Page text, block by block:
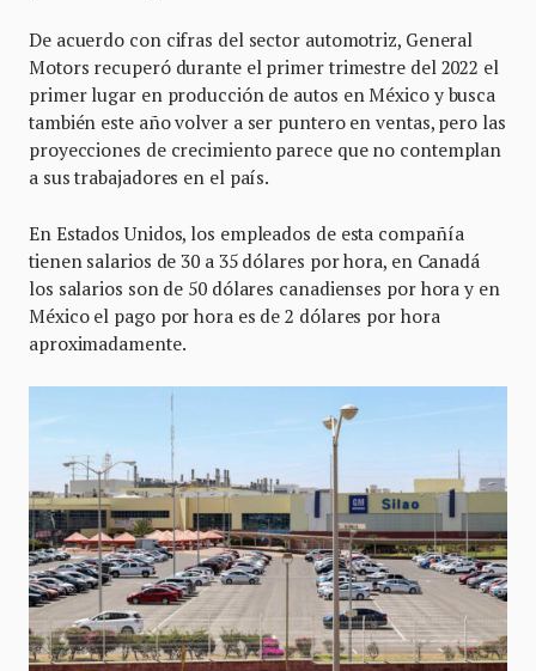
De acuerdo con cifras del sector automotriz, General
Motors recuperó durante el primer trimestre del 2022 el
primer lugar en producción de autos en México y busca
también este año volver a ser puntero en ventas, pero las
proyecciones de crecimiento parece que no contemplan
a sus trabajadores en el país.
En Estados Unidos, los empleados de esta compañía
tienen salarios de 30 a 35 dólares por hora, en Canadá
los salarios son de 50 dólares canadienses por hora y en
México el pago por hora es de 2 dólares por hora
aproximadamente.